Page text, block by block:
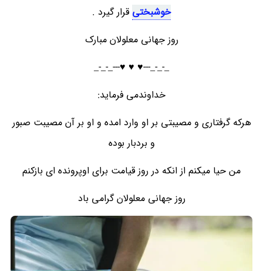
خوشبختی قرار گیرد .
روز جهانی معلولان مبارک
_-_-_---♥️ ♥️ ♥️---_-_-_
خداوندمی فرماید:
هرکه گرفتاری و مصیبتی بر او وارد امده و او بر آن مصیبت صبور
و بردبار بوده
من حیا میکنم از انکه در روز قیامت برای اوپرونده ای بازکنم
روز جهانی معلولان گرامی باد